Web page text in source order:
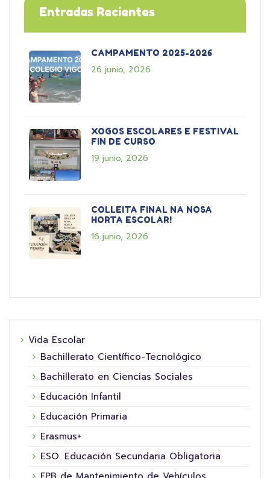
Entradas Recientes
CAMPAMENTO 2025-2026
26 junio, 2026
XOGOS ESCOLARES E FESTIVAL
FIN DE CURSO
19 junio, 2026
COLLEITA FINAL NA NOSA
HORTA ESCOLAR!
16 junio, 2026
Vida Escolar
Bachillerato Científico-Tecnológico
Bachillerato en Ciencias Sociales
Educación Infantil
Educación Primaria
Erasmus+
ESO. Educación Secundaria Obligatoria